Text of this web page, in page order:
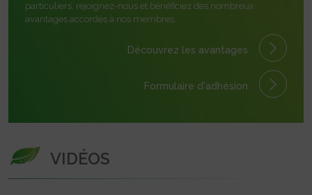
particuliers, rejoignez-nous et bénéficiez des nombreux
avantages accordés à nos membres.
Découvrez les avantages
Formulaire d'adhésion
VIDÉOS